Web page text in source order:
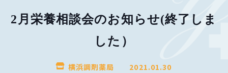
2月栄養相談会のお知らせ(終了しま
した）
横浜調剤薬局 2021.01.30